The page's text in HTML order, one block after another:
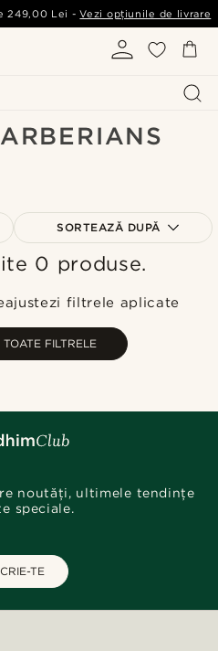
249,00 Lei -Vezi opțiunile de livrare
SORTEAZĂ DUPĂ
Cele mai populare
Preț descrescător
0 produse.
filtrele aplicate
FILTRELE
noutăți, ultimele tendințe
speciale.
TE